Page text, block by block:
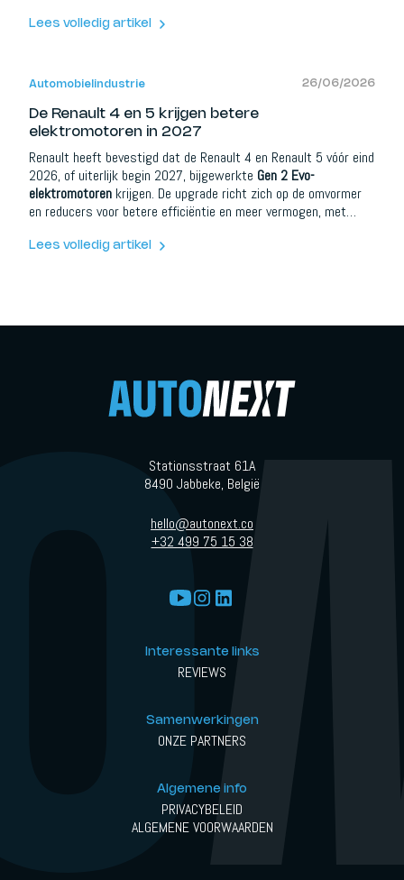
dit meer informatie en een betere oriëntatie; voor dealers,
en events.
Lees volledig artikel
Automobielindustrie 26/06/2026
De Renault 4 en 5 krijgen betere
elektromotoren in 2027
Renault heeft bevestigd dat de Renault 4 en Renault 5 vóór eind
2026, of uiterlijk begin 2027, bijgewerkte Gen 2 Evo-
elektromotoren krijgen. De upgrade richt zich op de omvormer
en reducers voor betere efficiëntie en meer vermogen, met
Twingo. De update arriveert precies op het moment dat
Lees volledig artikel
Stationsstraat 61A
8490 Jabbeke, België
hello@autonext.co
+32 499 75 15 38
Interessante links
REVIEWS
Samenwerkingen
ONZE PARTNERS
Algemene info
PRIVACYBELEID
ALGEMENE VOORWAARDEN